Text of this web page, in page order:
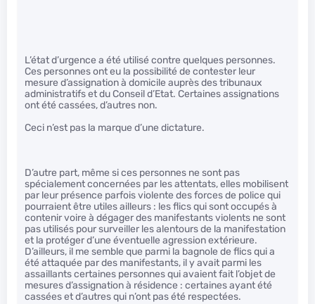
L’état d’urgence a été utilisé contre quelques personnes.
Ces personnes ont eu la possibilité de contester leur
mesure d’assignation à domicile auprès des tribunaux
administratifs et du Conseil d’Etat. Certaines assignations
ont été cassées, d’autres non.
Ceci n’est pas la marque d’une dictature.
D’autre part, même si ces personnes ne sont pas
spécialement concernées par les attentats, elles mobilisent
par leur présence parfois violente des forces de police qui
pourraient être utiles ailleurs : les flics qui sont occupés à
contenir voire à dégager des manifestants violents ne sont
pas utilisés pour surveiller les alentours de la manifestation
et la protéger d’une éventuelle agression extérieure.
D’ailleurs, il me semble que parmi la bagnole de flics qui a
été attaquée par des manifestants, il y avait parmi les
assaillants certaines personnes qui avaient fait l’objet de
mesures d’assignation à résidence : certaines ayant été
cassées et d’autres qui n’ont pas été respectées.